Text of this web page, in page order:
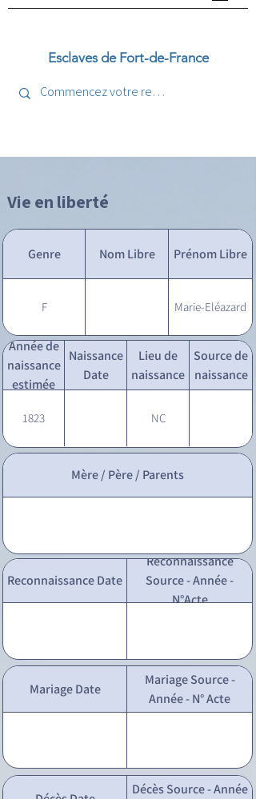
Esclaves de Fort-de-France
Vie en liberté
Genre Nom Libre Prénom Libre
F Marie-Eléazard
Année de
naissance
estimée
Naissance
Date
Lieu de
naissance
Source de
naissance
1823 NC
Mère / Père / Parents
Reconnaissance Date
Reconnaissance
Source - Année -
N°Acte
Mariage Date
Mariage Source -
Année - N° Acte
Décès Source - Année